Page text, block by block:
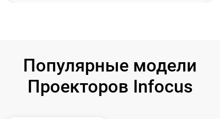
Популярные модели
Проекторов Infocus